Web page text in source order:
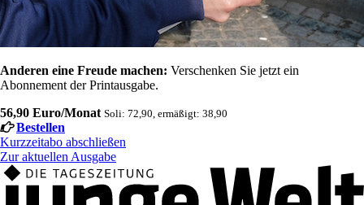
Anderen eine Freude machen: Verschenken Sie jetzt ein
Abonnement der Printausgabe.
56,90 Euro/Monat Soli: 72,90, ermäßigt: 38,90
Bestellen
Kurzzeitabo abschließen
Zur aktuellen Ausgabe